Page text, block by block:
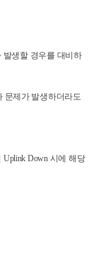
발생할 경우를 대비하
문제가 발생하더라도
Uplink Down 시에 해당